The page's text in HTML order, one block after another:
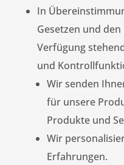
In
Gesetzen und
Verfügung
und
Wir senden
für unsere
Produkte und
Wir
Erfahrungen.